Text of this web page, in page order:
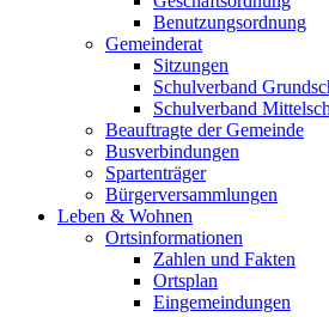
Benutzungsordnung
Gemeinderat
Sitzungen
Schulverband
Schulverband
Beauftragte der Gemeinde
Busverbindungen
Spartenträger
Bürgerversammlungen
Leben & Wohnen
Ortsinformationen
Zahlen und Fakten
Ortsplan
Eingemeindungen